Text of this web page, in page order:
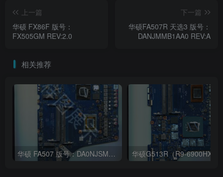
上一篇
华硕 FX86F 版号：
FX505GM REV:2.0
下一篇
华硕FA507R 天选3 版号：
DANJMMB1AA0 REV:A
相关推荐
华硕 FA507 版号：DA0NJSMBAD0 REV:D